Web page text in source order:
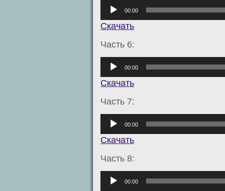
Аудиоплеер
00:00
Скачать
Часть 6:
Аудиоплеер
00:00
Скачать
Часть 7:
Аудиоплеер
00:00
Скачать
Часть 8:
Аудиоплеер
00:00